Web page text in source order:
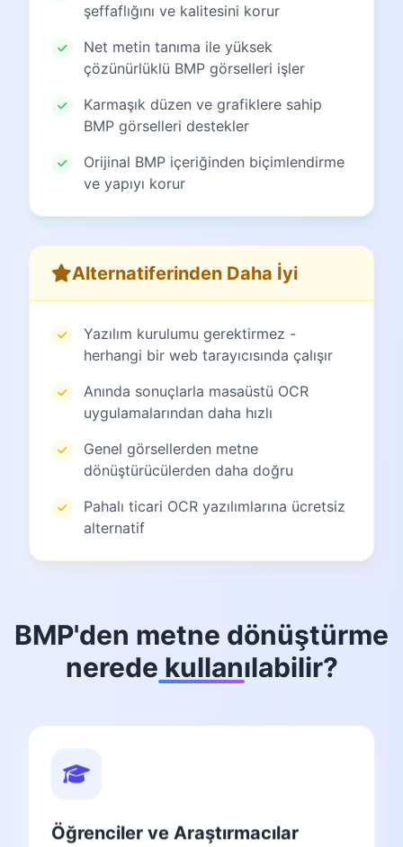
şeffaflığını ve kalitesini korur
Net metin tanıma ile yüksek
çözünürlüklü BMP görselleri işler
Karmaşık düzen ve grafiklere sahip
BMP görselleri destekler
Orijinal BMP içeriğinden biçimlendirme
ve yapıyı korur
Alternatiferinden Daha İyi
Yazılım kurulumu gerektirmez -
herhangi bir web tarayıcısında çalışır
Anında sonuçlarla masaüstü OCR
uygulamalarından daha hızlı
Genel görsellerden metne
dönüştürücülerden daha doğru
Pahalı ticari OCR yazılımlarına ücretsiz
alternatif
BMP'den metne dönüştürme
nerede kullanılabilir?
Öğrenciler ve Araştırmacılar